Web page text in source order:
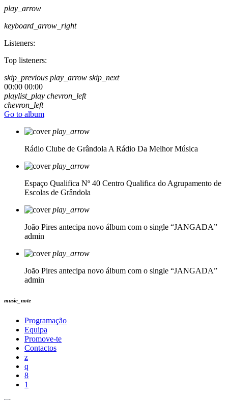
play_arrow
keyboard_arrow_right
Listeners:
Top listeners:
skip_previous play_arrow skip_next
00:00 00:00
playlist_play chevron_left
chevron_left
Go to album
play_arrow
Rádio Clube de Grândola A Rádio Da Melhor Música
play_arrow
Espaço Qualifica Nº 40 Centro Qualifica do Agrupamento de
Escolas de Grândola
play_arrow
João Pires antecipa novo álbum com o single “JANGADA”
admin
play_arrow
João Pires antecipa novo álbum com o single “JANGADA”
admin
music_note
Programação
Equipa
Promove-te
Contactos